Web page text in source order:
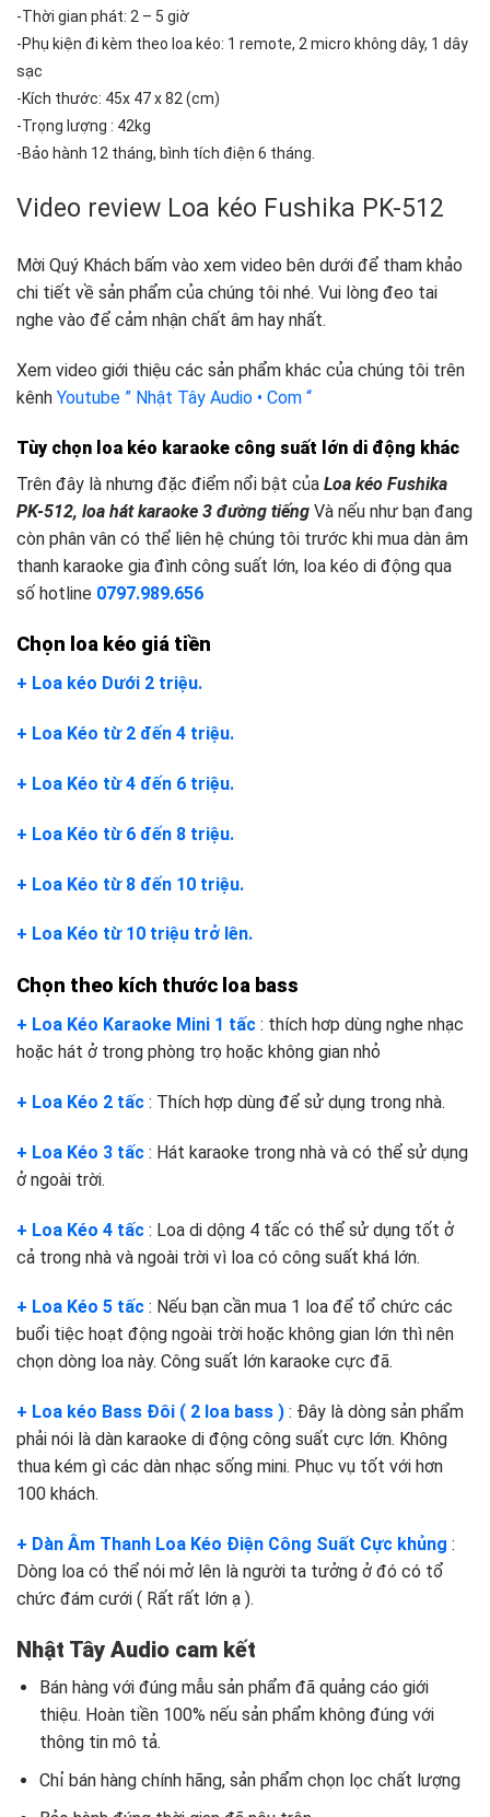
-Thời gian phát: 2 – 5 giờ
-Phụ kiện đi kèm theo loa kéo: 1 remote, 2 micro không dây, 1 dây
sạc
-Kích thước: 45x 47 x 82 (cm)
-Trọng lượng : 42kg
-Bảo hành 12 tháng, bình tích điện 6 tháng.
Video review Loa kéo Fushika PK-512
Mời Quý Khách bấm vào xem video bên dưới để tham khảo
chi tiết về sản phẩm của chúng tôi nhé. Vui lòng đeo tai
nghe vào để cảm nhận chất âm hay nhất.
Xem video giới thiệu các sản phẩm khác của chúng tôi trên
kênh Youtube ” Nhật Tây Audio • Com “
Tùy chọn loa kéo karaoke công suất lớn d i động khác
Trên đây là nhưng đặc điểm nổi bật của Loa kéo Fushika
PK-512, loa hát karaoke 3 đường tiếng Và nếu như bạn đang
còn phân vân có thể liên hệ chúng tôi trước khi mua dàn âm
thanh karaoke gia đình công suất lớn, loa kéo di động qua
số hotline 0797.989.656
Chọn loa kéo giá tiền
+ Loa kéo Dưới 2 triệu.
+ Loa Kéo từ 2 đến 4 triệu.
+ Loa Kéo từ 4 đến 6 triệu.
+ Loa Kéo từ 6 đến 8 triệu.
+ Loa Kéo từ 8 đến 10 triệu.
+ Loa Kéo từ 10 triệu trở lên.
Chọn theo kích thước loa bass
+ Loa Kéo Karaoke Mini 1 tấc : thích hơp dùng nghe nhạc
hoặc hát ở trong phòng trọ hoặc không gian nhỏ
+ Loa Kéo 2 tấc : Thích hợp dùng để sử dụng trong nhà.
+ Loa Kéo 3 tấc : Hát karaoke trong nhà và có thể sử dụng
ở ngoài trời.
+ Loa Kéo 4 tấc : Loa di dộng 4 tấc có thể sử dụng tốt ở
cả trong nhà và ngoài trời vì loa có công suất khá lớn.
+ Loa Kéo 5 tấc : Nếu bạn cần mua 1 loa để tổ chức các
buổi tiệc hoạt động ngoài trời hoặc không gian lớn thì nên
chọn dòng loa này. Công suất lớn karaoke cực đã.
+ Loa kéo Bass Đôi ( 2 loa bass ) : Đây là dòng sản phẩm
phải nói là dàn karaoke di động công suất cực lớn. Không
thua kém gì các dàn nhạc sống mini. Phục vụ tốt với hơn
100 khách.
+ Dàn Âm Thanh Loa Kéo Điện Công Suất Cực khủng :
Dòng loa có thể nói mở lên là người ta tưởng ở đó có tổ
chức đám cưới ( Rất rất lớn ạ ).
Nhật Tây Audio cam kết
Bán hàng với đúng mẫu sản phẩm đã quảng cáo giới
thiệu. Hoàn tiền 100% nếu sản phẩm không đúng với
thông tin mô tả.
Chỉ bán hàng chính hãng, sản phẩm chọn lọc chất lượng